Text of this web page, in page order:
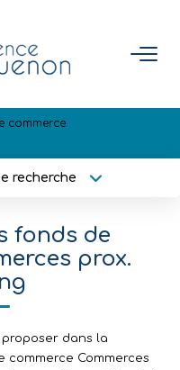
commerce
recherche
max
fonds de
prox.
proposer dans la
commerce Commerces